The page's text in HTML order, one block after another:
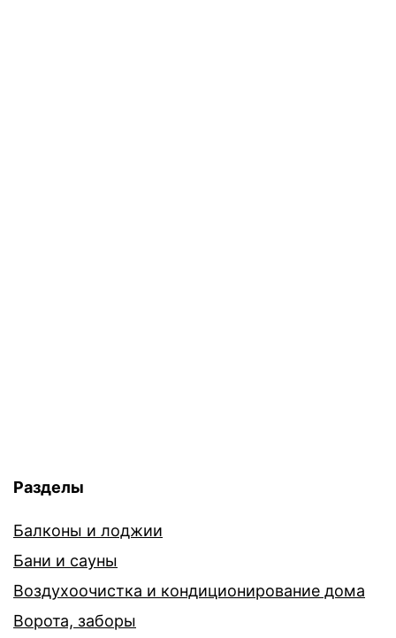
Разделы
Балконы и лоджии
Бани и сауны
Воздухоочистка и кондиционирование дома
Ворота, заборы